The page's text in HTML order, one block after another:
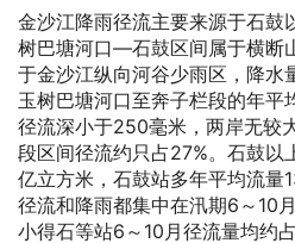
金沙江降雨径流主要来源于石鼓
树巴塘河口—石鼓区间属于横断
于金沙江纵向河谷少雨区，降水
玉树巴塘河口至奔子栏段的年平
径流深小于250毫米，两岸无较
段区间径流约只占27%。石鼓
亿立方米，石鼓站多年平均流量
径流和降雨都集中在汛期6～10
小得石等站6～10月径流量均约